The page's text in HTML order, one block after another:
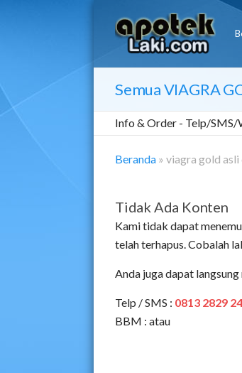
SemuaVIAGRA
Info & Order - Telp/SMS/
Beranda » viagra gold asli
Tidak Ada Konten
Kami tidak dapat
telah terhapus. Cobalah
Anda juga dapat
Telp / SMS : 0813 2829
BBM : atau